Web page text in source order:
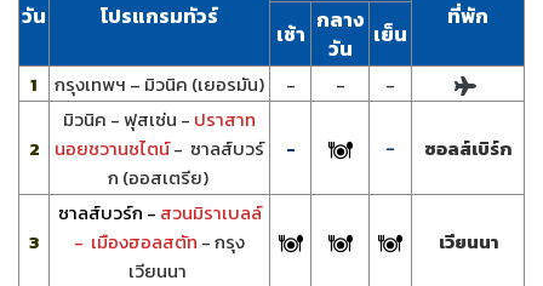
วัน โปรแกรมทัวร์
ที่พัก
เช้า กลาง
วัน
เย็น
1 กรุงเทพฯ – มิวนิค (เยอรมัน) - - -
2
มิวนิค - ฟุสเซ่น - ปราสาท
นอยชวานชไตน์- ซาลส์บวร์
ก (ออสเตรีย)
- - ซอลส์เบิร์ก
3
ซาลส์บวร์ก - สวนมิราเบลล์
- เมืองฮอลสตัท - กรุง
เวียนนา
เวียนนา